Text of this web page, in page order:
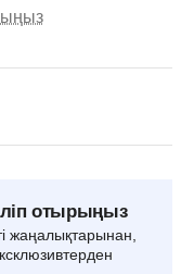
отырыңыз
жаңалықтарынан,